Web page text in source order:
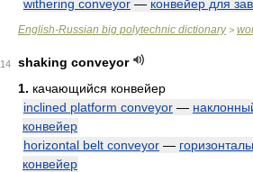
withering conveyor — конвейер для
English-Russian big polytechnic dictionary>
14
shaking conveyor
1. качающийся конвейер
inclined platform conveyor —
конвейер
horizontal belt conveyor —
конвейер